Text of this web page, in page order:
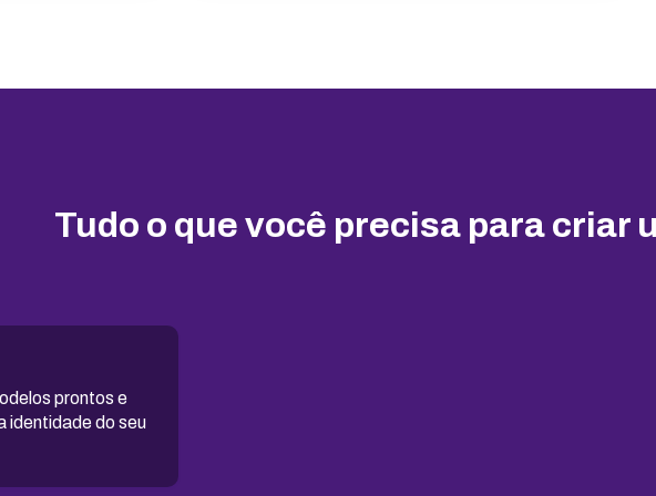
Tudo o que você precisa para criar
prontos e
identidade do seu